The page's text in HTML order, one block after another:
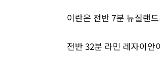
이란은 전반 7분 뉴질랜
전반 32분 라민 레자이